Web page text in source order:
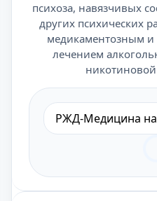
психоза, навязчивых
других психических
медикаментозным
лечением
РЖД-Медицина